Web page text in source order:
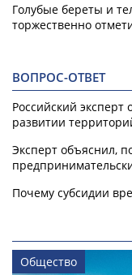
Голубые береты и
торжественно
ВОПРОС-ОТВЕТ
Российский
развитии
Эксперт объяснил,
Почему субсидии
Общество